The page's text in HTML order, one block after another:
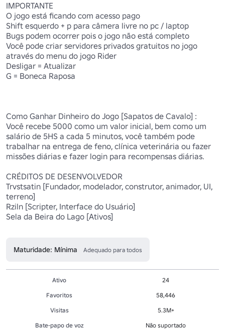
IMPORTANTE
O jogo está ficando com acesso pago
Shift esquerdo + p para câmera livre no pc / laptop
Bugs podem ocorrer pois o jogo não está completo
Você pode criar servidores privados gratuitos no jogo
através do menu do jogo Rider
Desligar = Atualizar
G = Boneca Raposa
Como Ganhar Dinheiro do Jogo [Sapatos de Cavalo] :
Você recebe 5000 como um valor inicial, bem como um
salário de 5HS a cada 5 minutos, você também pode
trabalhar na entrega de feno, clínica veterinária ou fazer
missões diárias e fazer login para recompensas diárias.
CRÉDITOS DE DESENVOLVEDOR
Trvstsatin [Fundador, modelador, construtor, animador, UI,
terreno]
Rziln [Scripter, Interface do Usuário]
Sela da Beira do Lago [Ativos]
Maturidade: Mínima Adequado para todos
Ativo
24
Favoritos
58,446
Visitas
5.3M+
Bate-papo de voz
Não suportado